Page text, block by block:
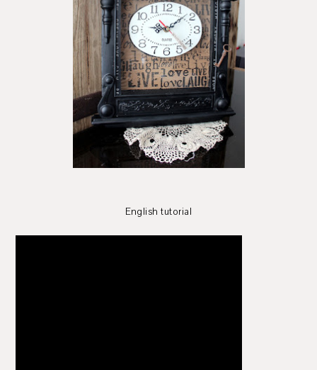
English tutorial